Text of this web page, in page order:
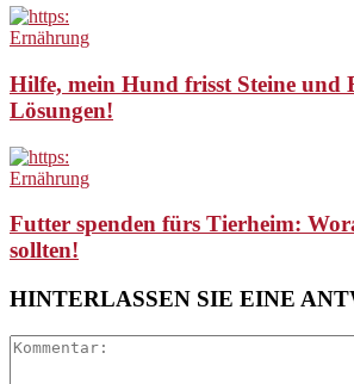
Ernährung
Hilfe, mein Hund frisst Steine und
Lösungen!
Ernährung
Futter spenden fürs Tierheim:
sollten!
HINTERLASSEN SIE EINE